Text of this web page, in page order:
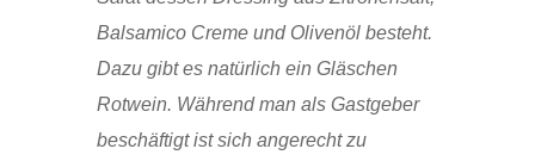
Balsamico Creme und Olivenöl besteht.
Dazu gibt es natürlich ein Gläschen
Rotwein. Während man als Gastgeber
beschäftigt ist sich angerecht zu